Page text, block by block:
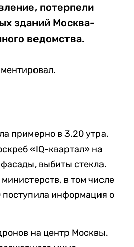
потерпели
зданий Москва-
ведомства.
примерно в 3.20 утра.
«IQ-квартал» на
выбиты стекла.
в том числе
информация о
на центр Москвы.